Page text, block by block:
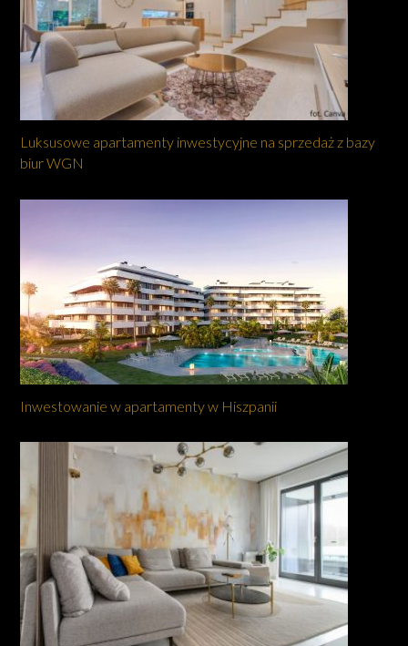
Luksusowe apartamenty inwestycyjne na sprzedaż z bazy
biur WGN
Inwestowanie w apartamenty w Hiszpanii